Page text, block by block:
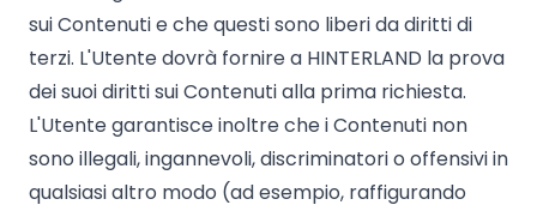
sui Contenuti e che questi sono liberi da diritti di
terzi. L'Utente dovrà fornire a HINTERLAND la prova
dei suoi diritti sui Contenuti alla prima richiesta.
L'Utente garantisce inoltre che i Contenuti non
sono illegali, ingannevoli, discriminatori o offensivi in
qualsiasi altro modo (ad esempio, raffigurando